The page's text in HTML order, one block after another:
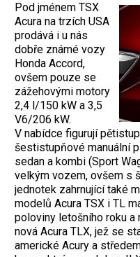
Pod jménem TSX
Acura na trzích USA
prodává i u nás
dobře známé vozy
Honda Accord,
ovšem pouze se
zážehovými motory
2,4 l/150 kW a 3,5
V6/206 kW.
V nabídce figurují
šestistupňové manuální
sedan a kombi (Sport
velkým vozem, ovšem s
jednotek zahrnující také
modelů Acura TSX i TL
poloviny letošního roku a
nová Acura TLX, jež se
americké Acury a